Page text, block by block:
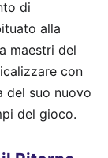
di
alla
maestri del
con
del suo nuovo
del gioco.